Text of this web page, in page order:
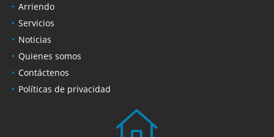
Arriendo
Servicios
Noticias
Quienes somos
Contáctenos
Políticas de privacidad